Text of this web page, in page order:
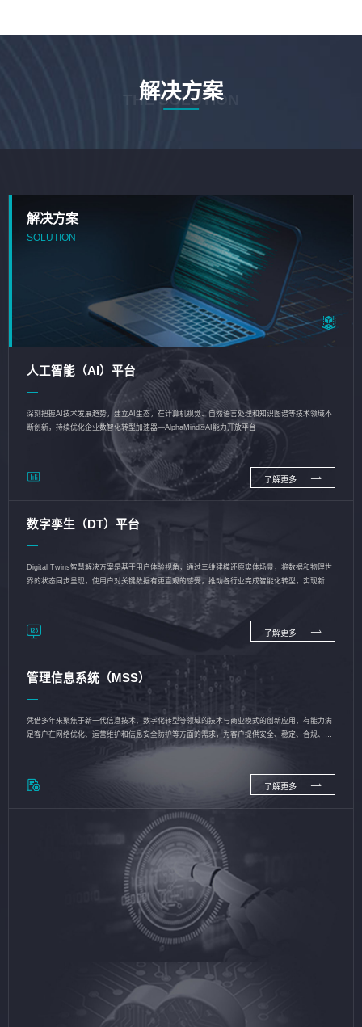
解决方案
THE SOLUTION
解决方案
SOLUTION
人工智能（AI）平台
深刻把握AI技术发展趋势，建立AI生态，在计算机视觉、自然语言处理和知识图谱等技术领域不
断创新，持续优化企业数智化转型加速器—AlphaMind®AI能力开放平台
了解更多
数字孪生（DT）平台
Digital Twins智慧解决方案是基于用户体验视角，通过三维建模还原实体场景，将数据和物理世
界的状态同步呈现，使用户对关键数据有更直观的感受，推动各行业完成智能化转型，实现新旧
了解更多
管理信息系统（MSS）
凭借多年来聚焦于新一代信息技术、数字化转型等领域的技术与商业模式的创新应用，有能力满
足客户在网络优化、运营维护和信息安全防护等方面的需求，为客户提供安全、稳定、合规、持
了解更多